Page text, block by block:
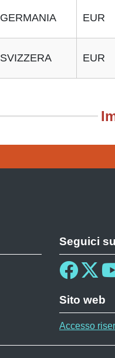
GERMANIA EUR
SVIZZERA EUR
Seguici su
Sito web
Accesso